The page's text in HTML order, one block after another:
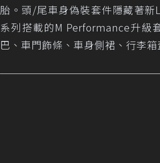
胎。頭/尾車身偽裝套件隱藏著
系列搭載的M Performance升級
巴、車門飾條、車身側裙、行李